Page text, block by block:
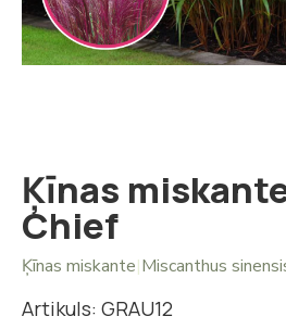
Ķīnas
Chief
Ķīnas miskante|Miscanthus
Artikuls: GRAU12